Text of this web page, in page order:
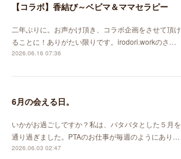
【コラボ】香結び～ベビマ＆ママセラピー
二年ぶりに。お声かけ頂き、コラボ企画をさせて頂け
ることに！ありがたい限りです。irodori.workのさ…
2026.06.16 07:36
6月の会える日。
いかがお過ごしですか？私は、バタバタとした５月を
通り過ぎました。PTAのお仕事が毎週のようにあり…
2026.06.03 02:47